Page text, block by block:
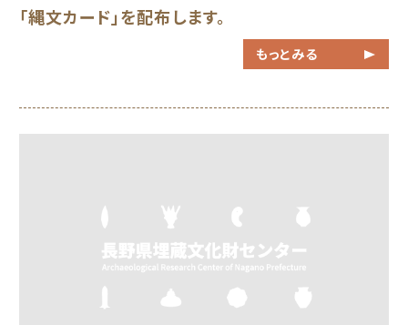
「縄文カード」を配布します。
もっとみる